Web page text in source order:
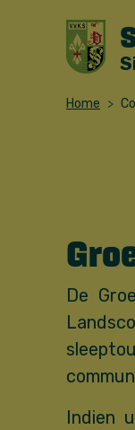
Home
De
Indien